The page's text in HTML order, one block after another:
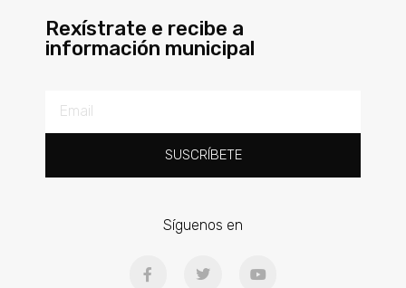
Rexístrate e recibe a
información municipal
SUSCRÍBETE
Síguenos en